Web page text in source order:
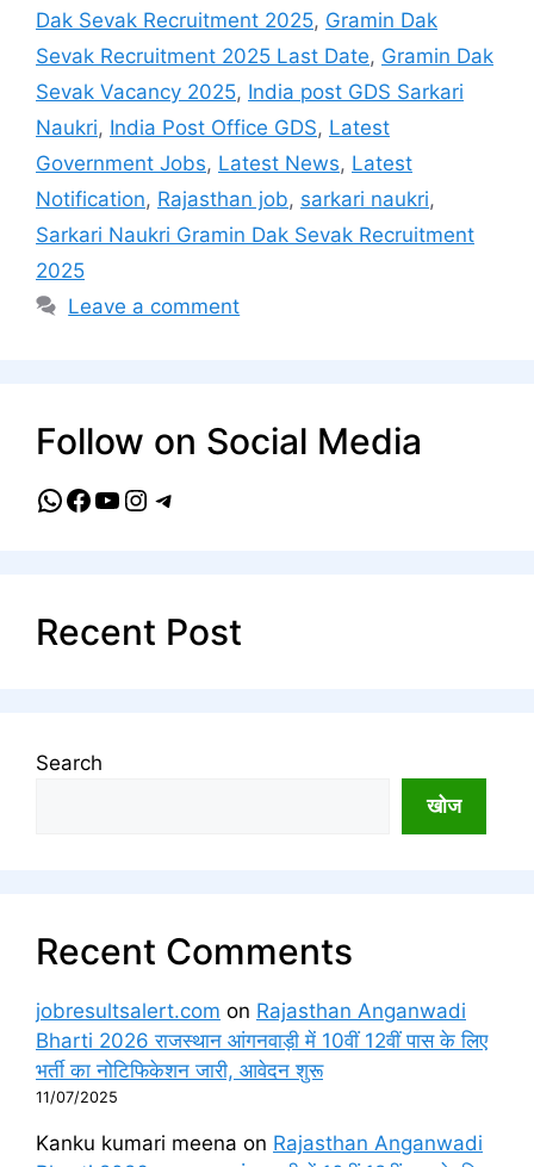
Dak Sevak Recruitment 2025, Gramin Dak
Sevak Recruitment 2025 Last Date, Gramin Dak
Sevak Vacancy 2025, India post GDS Sarkari
Naukri, India Post Office GDS, Latest
Government Jobs, Latest News, Latest
Notification, Rajasthan job, sarkari naukri,
Sarkari Naukri Gramin Dak Sevak Recruitment
2025
Leave a comment
Follow on Social Media
WhatsApp
Facebook
YouTube
Instagram
Telegram
Recent Post
Search
खोज
Recent Comments
jobresultsalert.com on Rajasthan Anganwadi
Bharti 2026 राजस्थान आंगनवाड़ी में 10वीं 12वीं पास के लिए
भर्ती का नोटिफिकेशन जारी, आवेदन शुरू
11/07/2025
Kanku kumari meena on Rajasthan Anganwadi